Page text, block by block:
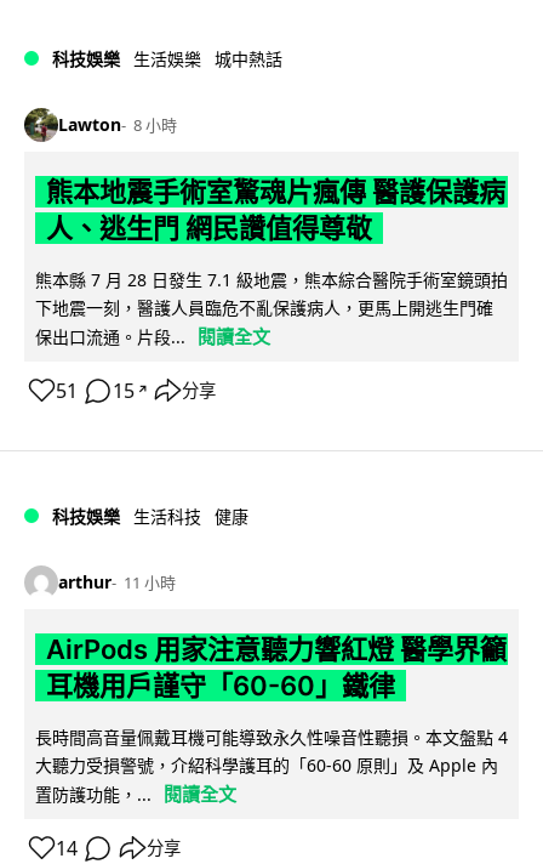
科技娛樂 生活娛樂 城中熱話
Lawton 8 小時
熊本地震手術室驚魂片瘋傳 醫護保護病
人、逃生門 網民讚值得尊敬
熊本縣 7 月 28 日發生 7.1 級地震，熊本綜合醫院手術室鏡頭拍
下地震一刻，醫護人員臨危不亂保護病人，更馬上開逃生門確
保出口流通。片段...
閱讀全文
51 15 ↗ 分享
科技娛樂 生活科技 健康
arthur 11 小時
AirPods 用家注意聽力響紅燈 醫學界籲
耳機用戶謹守「60-60」鐵律
長時間高音量佩戴耳機可能導致永久性噪音性聽損。本文盤點 4
大聽力受損警號，介紹科學護耳的「60-60 原則」及 Apple 內
置防護功能，...
閱讀全文
14 分享